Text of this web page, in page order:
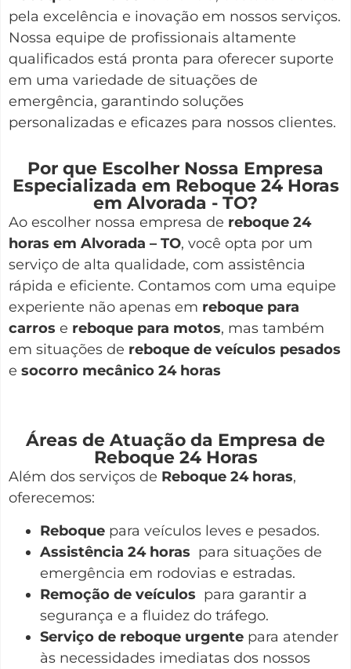
pela excelência e inovação em nossos serviços.
Nossa equipe de profissionais altamente
qualificados está pronta para oferecer suporte
em uma variedade de situações de
emergência, garantindo soluções
personalizadas e eficazes para nossos clientes.
Por que Escolher Nossa Empresa
Especializada em Reboque 24 Horas
em Alvorada - TO?
Ao escolher nossa empresa de reboque 24
horas em Alvorada – TO, você opta por um
serviço de alta qualidade, com assistência
rápida e eficiente. Contamos com uma equipe
experiente não apenas em reboque para
carros e reboque para motos, mas também
em situações de reboque de veículos pesados
e socorro mecânico 24 horas
Áreas de Atuação da Empresa de
Reboque 24 Horas
Além dos serviços de Reboque 24 horas,
oferecemos:
Reboque para veículos leves e pesados.
Assistência 24 horas para situações de
emergência em rodovias e estradas.
Remoção de veículos para garantir a
segurança e a fluidez do tráfego.
Serviço de reboque urgente para atender
às necessidades imediatas dos nossos